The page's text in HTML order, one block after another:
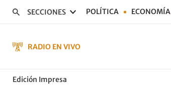
SECCIONES POLÍTICA ECONOMÍA
RADIO EN VIVO
Edición Impresa